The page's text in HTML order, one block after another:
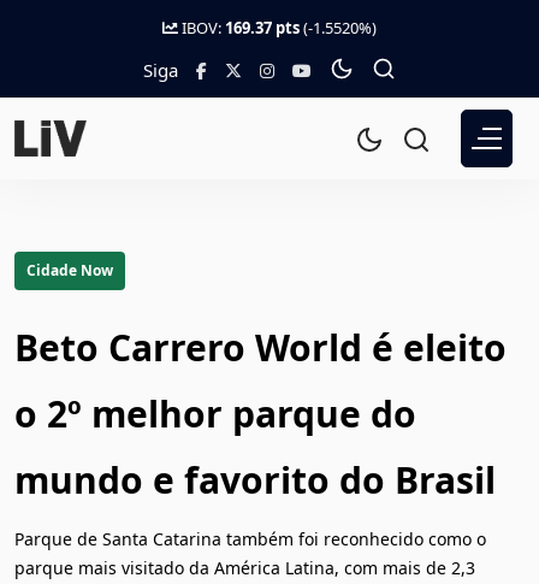
IBOV: 169.37 pts(-1.5520%)
Siga
Cidade Now
Beto Carrero World é eleito
o 2º melhor parque do
mundo e favorito do Brasil
Parque de Santa Catarina também foi reconhecido como o
parque mais visitado da América Latina, com mais de 2,3